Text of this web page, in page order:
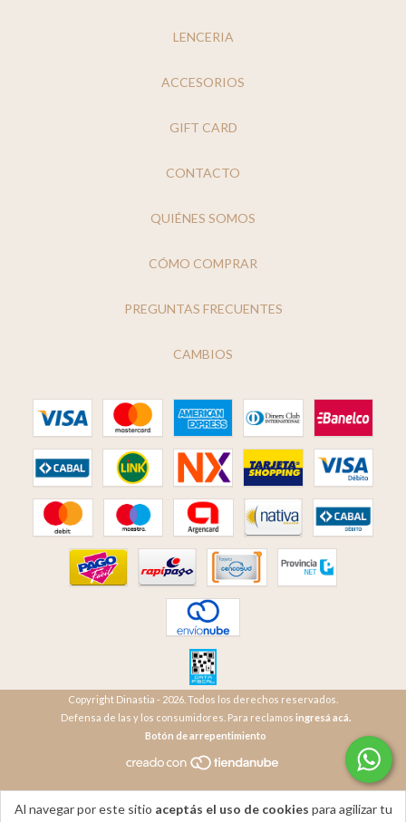
Al navegar por este sitio aceptás el uso de cookies para agilizar tu
LENCERIA
ACCESORIOS
GIFT CARD
CONTACTO
QUIÉNES SOMOS
CÓMO COMPRAR
PREGUNTAS FRECUENTES
CAMBIOS
Copyright Dinastia - 2026. Todos los derechos reservados.
Defensa de las y los consumidores. Para reclamos ingresá acá.
Botón de arrepentimiento